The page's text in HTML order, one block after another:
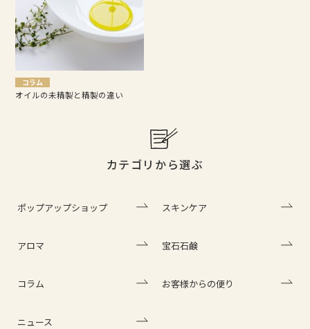
コラム
オイルの未精製と精製の違い
カテゴリから選ぶ
ポップアップショップ スキンケア
アロマ 宝石石鹸
コラム お客様からの便り
ニュース